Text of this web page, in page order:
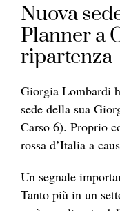
Nuova
Planner a
ripartenza
Giorgia Lombardi
sede della sua
Carso 6). Proprio
rossa d’Italia a
Un segnale
Tanto più in un